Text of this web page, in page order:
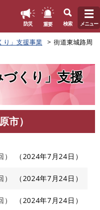
防災 重要 検索 メニュー
り」支援事業
街道東城路周
くり」支援
市）
2024年7月24日
2024年7月24日
2024年7月24日